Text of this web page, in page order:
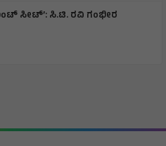
ಸೀಟ್’: ಸಿ.ಟಿ. ರವಿ ಗಂಭೀರ